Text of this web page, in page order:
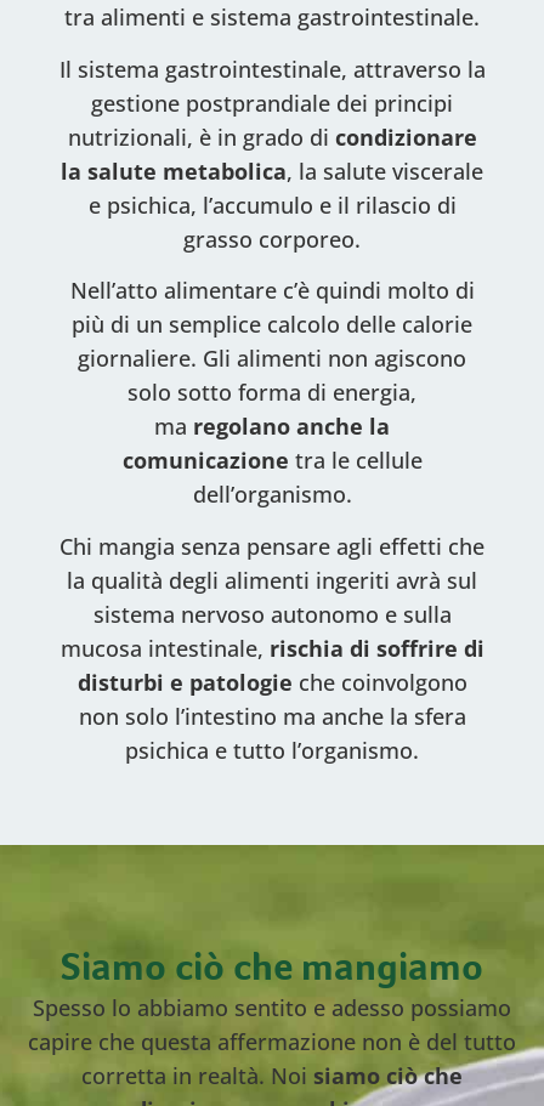
tra alimenti e sistema gastrointestinale.
Il sistema gastrointestinale, attraverso la
gestione postprandiale dei principi
nutrizionali, è in grado di condizionare
la salute metabolica, la salute viscerale
e psichica, l’accumulo e il rilascio di
grasso corporeo.
Nell’atto alimentare c’è quindi molto di
più di un semplice calcolo delle calorie
giornaliere. Gli alimenti non agiscono
solo sotto forma di energia,
ma regolano anche la
comunicazione tra le cellule
dell’organismo.
Chi mangia senza pensare agli effetti che
la qualità degli alimenti ingeriti avrà sul
sistema nervoso autonomo e sulla
mucosa intestinale, rischia di soffrire di
disturbi e patologie che coinvolgono
non solo l’intestino ma anche la sfera
psichica e tutto l’organismo.
Siamo ciò che mangiamo
Spesso lo abbiamo sentito e adesso possiamo
capire che questa affermazione non è del tutto
corretta in realtà. Noi siamo ciò che